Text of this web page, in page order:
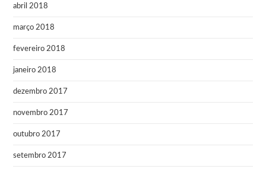
abril 2018
março 2018
fevereiro 2018
janeiro 2018
dezembro 2017
novembro 2017
outubro 2017
setembro 2017